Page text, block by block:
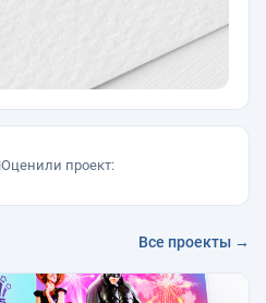
Оценили проект:
Все проекты →